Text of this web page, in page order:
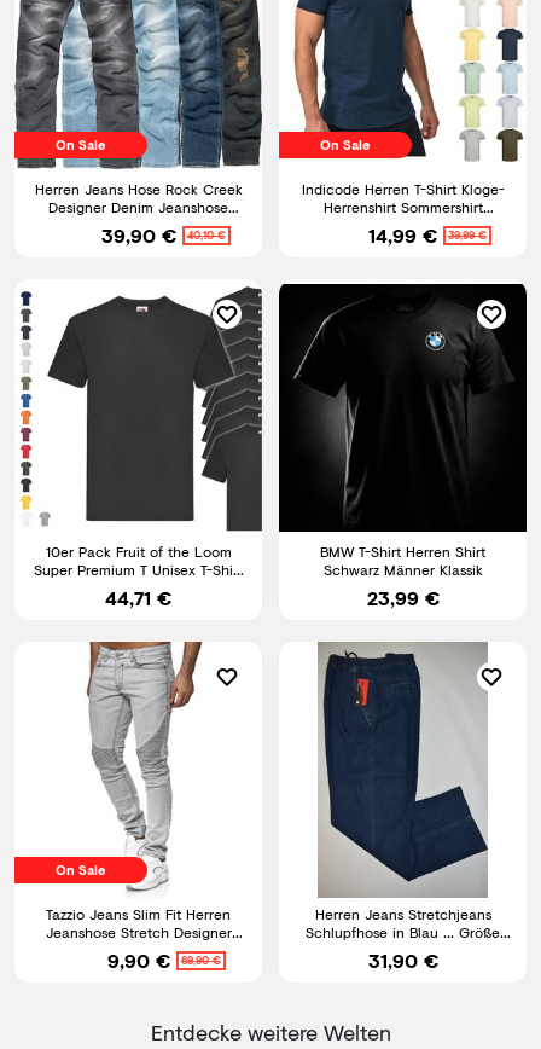
On Sale
Herren Jeans Hose Rock Creek
Designer Denim Jeanshose
Herrenhose Stretch M18 NEU
39,90 € 40,10 €
On Sale
Indicode Herren T-Shirt Kloge-
Herrenshirt Sommershirt
Rundhals Shirt Männer
14,99 € 39,99 €
10er Pack Fruit of the Loom
Super Premium T Unisex T-Shirt
schwere Qualität NEU
44,71 €
BMW T-Shirt Herren Shirt
Schwarz Männer Klassik
23,99 €
On Sale
Tazzio Jeans Slim Fit Herren
Jeanshose Stretch Designer
Hose Denim Biker Style
9,90 € 69,90 €
Herren Jeans Stretchjeans
Schlupfhose in Blau ... Größe
M,L,XL,XXL,3XL,4XL,5XL
31,90 €
Entdecke weitere Welten